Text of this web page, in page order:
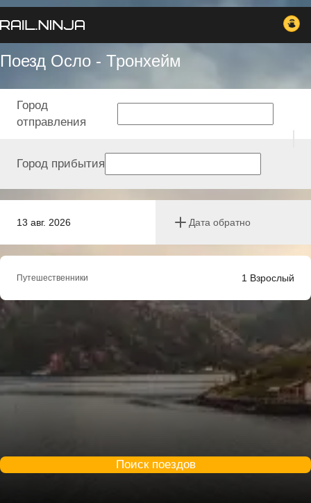
Поезд Осло - Тронхейм
13 авг. 2026 Дата обратно
Город
отправления
Город прибытия
Путешественники 1 Взрослый
Поиск поездов